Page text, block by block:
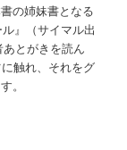
の姉妹書となる
』（サイマル出
とがきを読ん
触れ、それをグ
。